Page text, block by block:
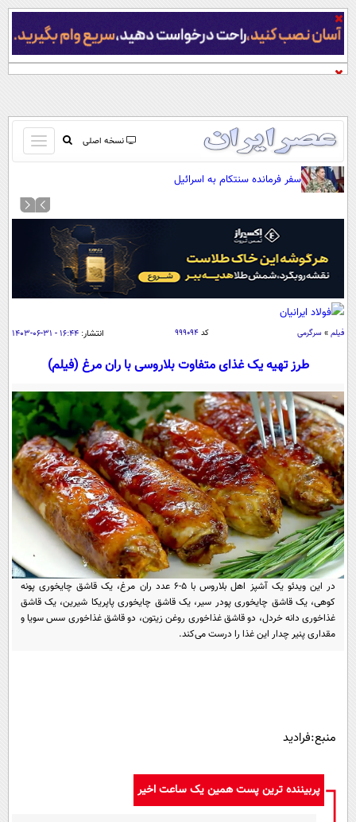
نسخه اصلی
باز
و
کردن
صفحه اول
آرشیو
نظرسنجی
آب و هوا
اوقات شرعی
سواد زندگی
سیاسی
اقتصاد
اقتصادی
خودرو
جامعه
اجتماعی
حوادث
سلامت
یک برش دانایی
محیط زیست
سفر و تفریح
ورزشی
بین الملل
سیاست خارجی
فرهنگ و هنر
علم و دانش
فناوری و It
علمی
اخبار کریپتو
قرآن
گوناگون
سرگرمی
باشگاه مغز
فیلم
اقتصاد
حوادث
عصر ایران 2
آشپزی
دانلود
سفر فرمانده سنتکام به اسرائیل
فیلم » سرگرمی کد ۹۹۹۰۹۴ انتشار: ۱۶:۴۴ - ۳۱-۰۶-۱۴۰۳
طرز تهیه یک غذای متفاوت بلاروسی با ران مرغ (فیلم)
در این ویدئو یک آشپز اهل بلاروس با ۵-۶ عدد ران مرغ، یک قاشق چایخوری پونه
کوهی، یک قاشق چایخوری پودر سیر، یک قاشق چایخوری پاپریکا شیرین، یک قاشق
غذاخوری دانه خردل، دو قاشق غذاخوری روغن زیتون، دو قاشق غذاخوری سس سویا و
مقداری پنیر چدار این غذا را درست می‌کند.
منبع:فرادید
پربیننده ترین پست همین یک ساعت اخیر